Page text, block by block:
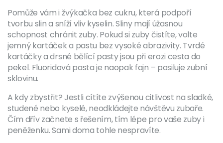
Pomůže vám i žvýkačka bez cukru, která podpoří
tvorbu slin a sníží vliv kyselin. Sliny mají úžasnou
schopnost chránit zuby. Pokud si zuby čistíte, volte
jemný kartáček a pastu bez vysoké abrazivity. Tvrdé
kartáčky a drsné bělící pasty jsou při erozi cesta do
pekel. Fluoridová pasta je naopak fajn – posiluje zubní
sklovinu.
A kdy zbystřit? Jestli cítíte zvýšenou citlivost na sladké,
studené nebo kyselé, neodkládejte návštěvu zubaře.
Čím dřív začnete s řešením, tím lépe pro vaše zuby i
peněženku. Sami doma tohle nespravíte.